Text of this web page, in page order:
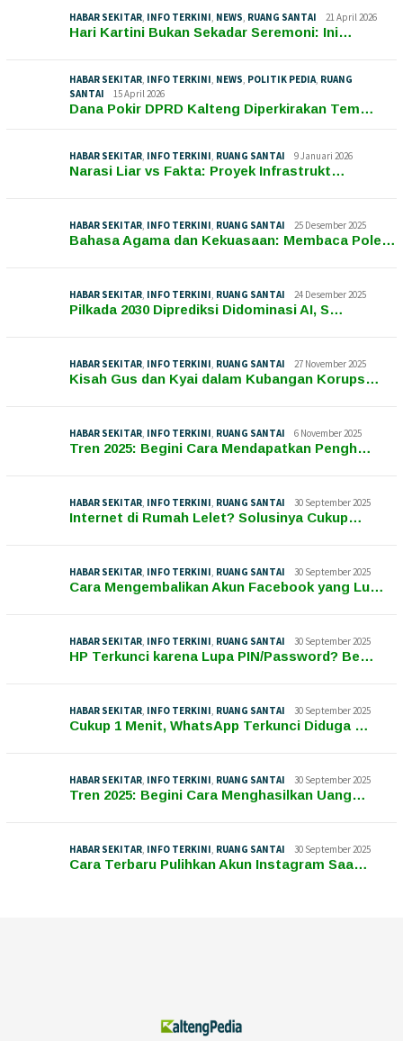
HABAR SEKITAR, INFO TERKINI, NEWS, RUANG SANTAI 21 April 2026
Hari Kartini Bukan Sekadar Seremoni: Ini…
HABAR SEKITAR, INFO TERKINI, NEWS, POLITIK PEDIA, RUANG
SANTAI
15 April 2026
Dana Pokir DPRD Kalteng Diperkirakan Tem…
HABAR SEKITAR, INFO TERKINI, RUANG SANTAI 9 Januari 2026
Narasi Liar vs Fakta: Proyek Infrastrukt…
HABAR SEKITAR, INFO TERKINI, RUANG SANTAI 25 Desember 2025
Bahasa Agama dan Kekuasaan: Membaca Pole…
HABAR SEKITAR, INFO TERKINI, RUANG SANTAI 24 Desember 2025
Pilkada 2030 Diprediksi Didominasi AI, S…
HABAR SEKITAR, INFO TERKINI, RUANG SANTAI 27 November 2025
Kisah Gus dan Kyai dalam Kubangan Korups…
HABAR SEKITAR, INFO TERKINI, RUANG SANTAI 6 November 2025
Tren 2025: Begini Cara Mendapatkan Pengh…
HABAR SEKITAR, INFO TERKINI, RUANG SANTAI 30 September 2025
Internet di Rumah Lelet? Solusinya Cukup…
HABAR SEKITAR, INFO TERKINI, RUANG SANTAI 30 September 2025
Cara Mengembalikan Akun Facebook yang Lu…
HABAR SEKITAR, INFO TERKINI, RUANG SANTAI 30 September 2025
HP Terkunci karena Lupa PIN/Password? Be…
HABAR SEKITAR, INFO TERKINI, RUANG SANTAI 30 September 2025
Cukup 1 Menit, WhatsApp Terkunci Diduga …
HABAR SEKITAR, INFO TERKINI, RUANG SANTAI 30 September 2025
Tren 2025: Begini Cara Menghasilkan Uang…
HABAR SEKITAR, INFO TERKINI, RUANG SANTAI 30 September 2025
Cara Terbaru Pulihkan Akun Instagram Saa…